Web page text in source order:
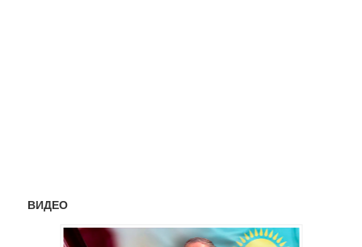
ВИДЕО